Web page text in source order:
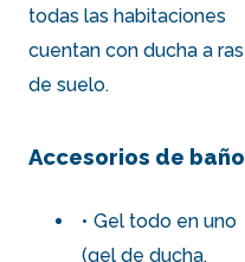
todas las habitaciones
cuentan con ducha a ras
de suelo.
Accesorios de baño
Gel todo en uno
(gel de ducha,